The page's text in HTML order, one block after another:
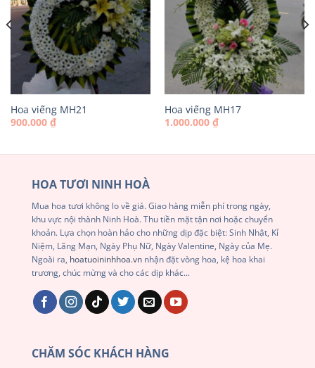
Hoa viếng MH21
900.000 ₫
Hoa viếng MH17
1.000.000 ₫
HOA TƯƠI NINH HOÀ
Mua hoa tươi không lo về giá. Giao hàng miễn phí trong ngày,
khu vực nội thành Ninh Hoà. Thu tiền mặt tận nơi hoặc chuyển
khoản. Lựa chọn hoàn hảo cho những dịp đặc biệt: Sinh Nhật, Kỉ
Niệm, Lãng Mạn, Ngày Phụ Nữ, Ngày Valentine, Ngày của Mẹ.
Ngoài ra, hoatuoininhhoa.vn nhận đặt vòng hoa, kệ hoa khai
trương, chúc mừng và cho các dịp khác...
CHĂM SÓC KHÁCH HÀNG